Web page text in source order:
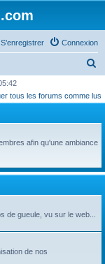
Connexion
S’enregistrer
c
r
e
tous les forums comme lus
afin qu'une ambiance
de gueule, vu sur le web...
de nos